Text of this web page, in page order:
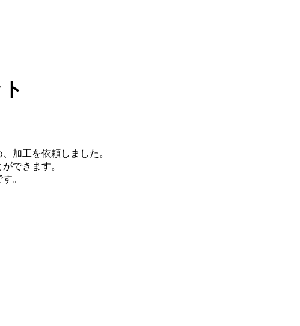
加工を依頼しました。
できます。
。